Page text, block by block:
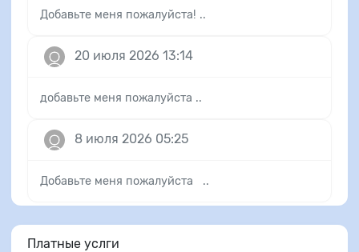
Добавьте меня пожалуйста! ..
20 июля 2026 13:14
добавьте меня пожалуйста ..
8 июля 2026 05:25
Добавьте меня пожалуйста ..
Платные услги